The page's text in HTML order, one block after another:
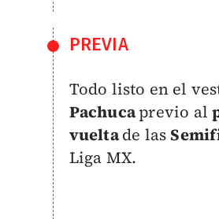
PREVIA
Todo listo en el
Pachucaprevio al
vueltade las
Liga MX.